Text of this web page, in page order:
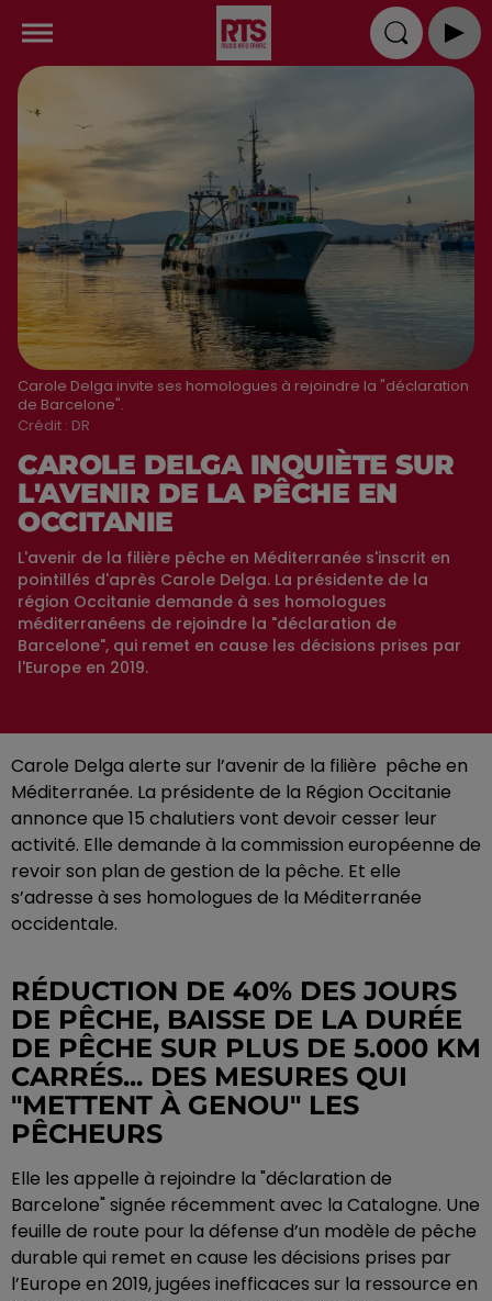
Carole Delga invite ses homologues à rejoindre la "déclaration
de Barcelone".
Crédit : DR
CAROLE DELGA INQUIÈTE SUR
L'AVENIR DE LA PÊCHE EN
OCCITANIE
L'avenir de la filière pêche en Méditerranée s'inscrit en
pointillés d'après Carole Delga. La présidente de la
région Occitanie demande à ses homologues
méditerranéens de rejoindre la "déclaration de
Barcelone", qui remet en cause les décisions prises par
l'Europe en 2019.
Carole Delga alerte sur l’avenir de la filière pêche en
Méditerranée. La présidente de la Région Occitanie
annonce que 15 chalutiers vont devoir cesser leur
activité. Elle demande à la commission européenne de
revoir son plan de gestion de la pêche. Et elle
s’adresse à ses homologues de la Méditerranée
occidentale.
RÉDUCTION DE 40% DES JOURS
DE PÊCHE, BAISSE DE LA DURÉE
DE PÊCHE SUR PLUS DE 5.000 KM
CARRÉS... DES MESURES QUI
"METTENT À GENOU" LES
PÊCHEURS
Elle les appelle à rejoindre la "déclaration de
Barcelone" signée récemment avec la Catalogne. Une
feuille de route pour la défense d’un modèle de pêche
durable qui remet en cause les décisions prises par
l’Europe en 2019, jugées inefficaces sur la ressource en